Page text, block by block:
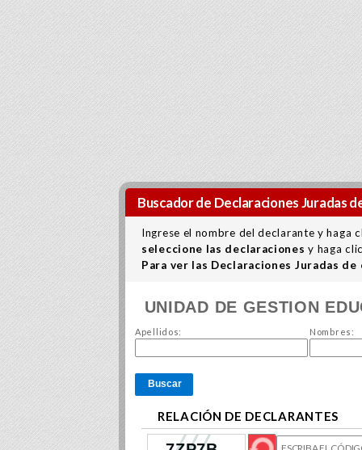
Buscador de Declaraciones Juradas
Ingrese el nombre del declarante y haga
seleccione las declaraciones y haga
Para ver las Declaraciones Juradas
UNIDAD DE GESTION
Apellidos: Nombres:
Buscar
RELACIÓN DE DECLARANTES